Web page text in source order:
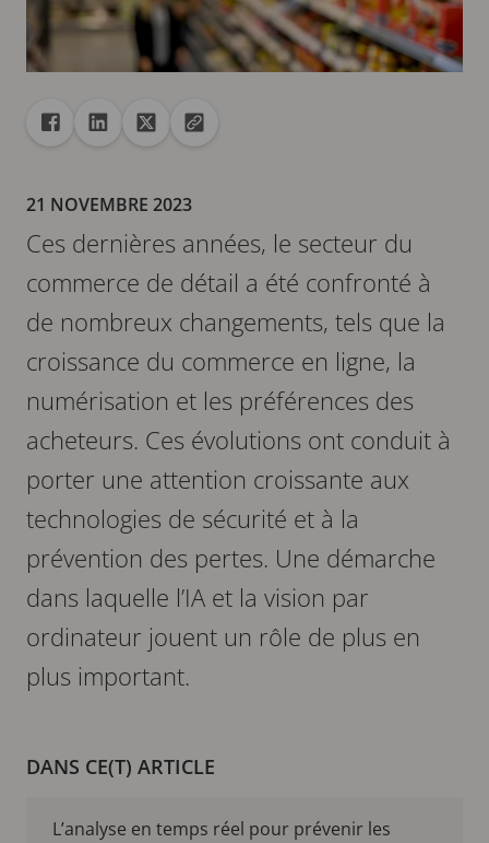
Partager
Partager dans Facebook
Partager dans Linkedin
Partager dans X
Copier url dans le presse-papiers
21 NOVEMBRE 2023
Ces dernières années, le secteur du
commerce de détail a été confronté à
de nombreux changements, tels que la
croissance du commerce en ligne, la
numérisation et les préférences des
acheteurs. Ces évolutions ont conduit à
porter une attention croissante aux
technologies de sécurité et à la
prévention des pertes. Une démarche
dans laquelle l’IA et la vision par
ordinateur jouent un rôle de plus en
plus important.
DANS CE(T) ARTICLE
L’analyse en temps réel pour prévenir les